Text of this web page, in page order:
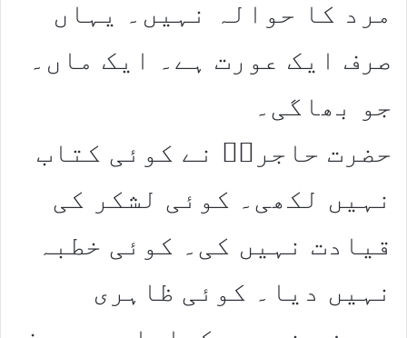
مرد کا حوالہ نہیں۔ یہاں
صرف ایک عورت ہے۔ ایک ماں۔
جو بھاگی۔
حضرت حاجرہؑ نے کوئی کتاب
نہیں لکھی۔ کوئی لشکر کی
قیادت نہیں کی۔ کوئی خطبہ
نہیں دیا۔ کوئی ظاہری